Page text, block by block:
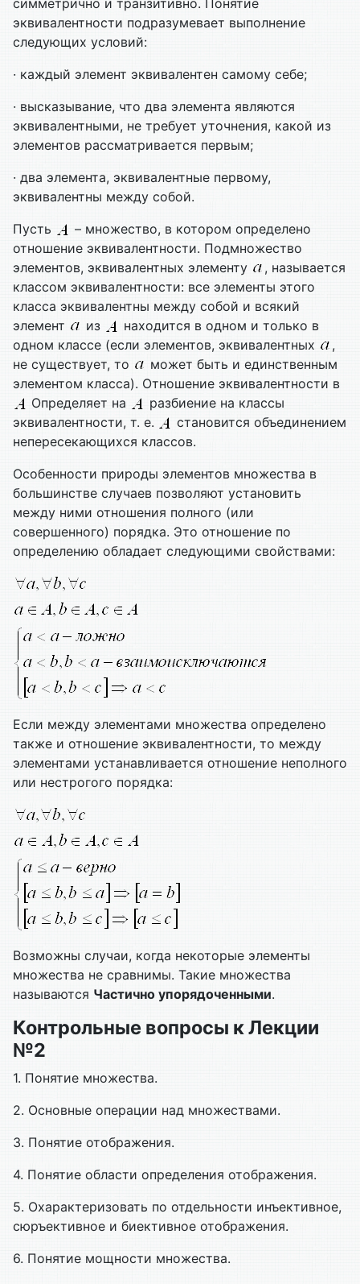
эквивалентности подразумевает выполнение
следующих условий:
· каждый элемент эквивалентен самому себе;
· высказывание, что два элемента являются
эквивалентными, не требует уточнения, какой из
элементов рассматривается первым;
· два элемента, эквивалентные первому,
эквивалентны между собой.
Пусть
– множество, в котором определено
отношение эквивалентности. Подмножество
элементов, эквивалентных элементу
, называется
классом эквивалентности: все элементы этого
класса эквивалентны между собой и всякий
элемент
из
находится в одном и только в
одном классе (если элементов, эквивалентных
,
не существует, то
может быть и единственным
элементом класса). Отношение эквивалентности в
Определяет на
разбиение на классы
эквивалентности, т. е.
становится объединением
непересекающихся классов.
Особенности природы элементов множества в
большинстве случаев позволяют установить
между ними отношения полного (или
совершенного) порядка. Это отношение по
определению обладает следующими свойствами:
Если между элементами множества определено
также и отношение эквивалентности, то между
элементами устанавливается отношение неполного
или нестрогого порядка:
Возможны случаи, когда некоторые элементы
множества не сравнимы. Такие множества
называются Частично упорядоченными.
Контрольные вопросы кЛекции
№2
1. Понятие множества.
2. Основные операции над множествами.
3. Понятие отображения.
4. Понятие области определения отображения.
5. Охарактеризовать по отдельности инъективное,
сюръективное и биективное отображения.
6. Понятие мощности множества.